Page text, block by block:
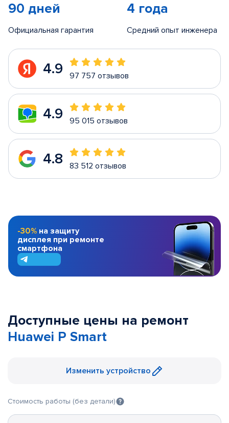
90 дней
Официальная гарантия
4 года
Средний опыт инженера
4.9 97 757 отзывов
4.9 95 015 отзывов
4.8 83 512 отзывов
-30% на защиту
дисплея при ремонте
смартфона
Доступные цены на ремонт
Huawei P Smart
Изменить устройство
Стоимость работы (без детали)